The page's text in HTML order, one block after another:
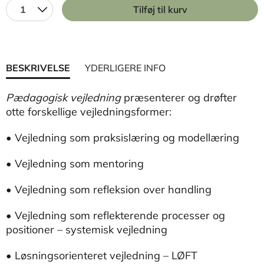
1 Tilføj til kurv
BESKRIVELSE YDERLIGERE INFO
Pædagogisk vejledningpræsenterer og drøfter
otte forskellige vejledningsformer:
• Vejledning som praksislæring og modellæring
• Vejledning som mentoring
• Vejledning som refleksion over handling
• Vejledning som reflekterende processer og
positioner – systemisk vejledning
• Løsningsorienteret vejledning – LØFT